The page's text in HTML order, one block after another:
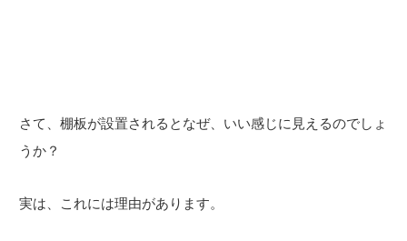
さて、棚板が設置されるとなぜ、いい感じに見えるのでしょ
うか？
実は、これには理由があります。